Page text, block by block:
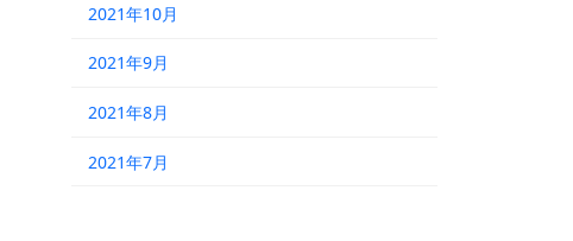
2021年10月
2021年9月
2021年8月
2021年7月